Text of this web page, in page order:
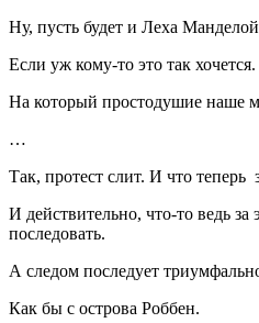
Ну, пусть будет и Леха
Если уж кому-то это так хочется.
На который простодушие наше
…
Так, протест слит. И что теперь
И действительно, что-то ведь
последовать.
А следом последует
Как бы с острова Роббен.